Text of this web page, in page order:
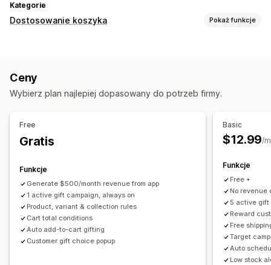
Kategorie
Dostosowanie koszyka Pokaż funkcje
Niestandardowy HTML
Promocje Opakowanie prezentu
Zegary do odliczania
Większe zakupy, większe oszczędności
Nagrody w progach Gratisy
Personalizacja realizacji zakupu
Automatyczne rabaty
Ceny
Wybierz plan najlepiej dopasowany do potrzeb firmy.
Free
Gratis
Funkcje
Generate $500/month revenue from app
1 active gift campaign, always on
Product, variant & collection rules
Cart total conditions
Auto add-to-cart gifting
Customer gift choice popup
Basic
$12.99/
Funkcje
Free +
No revenue
5 active gift
Reward
Free
Target
Auto
Low stock